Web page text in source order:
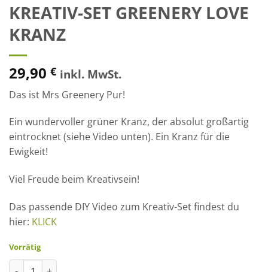
KREATIV-SET GREENERY LOVE
KRANZ
29,90 € inkl. MwSt.
Das ist Mrs Greenery Pur!
Ein wundervoller grüner Kranz, der absolut großartig
eintrocknet (siehe Video unten). Ein Kranz für die
Ewigkeit!
Viel Freude beim Kreativsein!
Das passende DIY Video zum Kreativ-Set findest du
hier: KLICK
Vorrätig
Kreativ-Set Greenery Love Kranz Menge